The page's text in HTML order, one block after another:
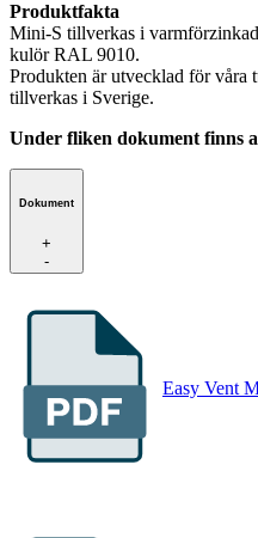
Produktfakta
Mini-S tillverkas i
kulör RAL 9010.
Produkten är utvecklad för våra
tillverkas i Sverige.
Under fliken dokument finns
Dokument
+
-
Easy Vent